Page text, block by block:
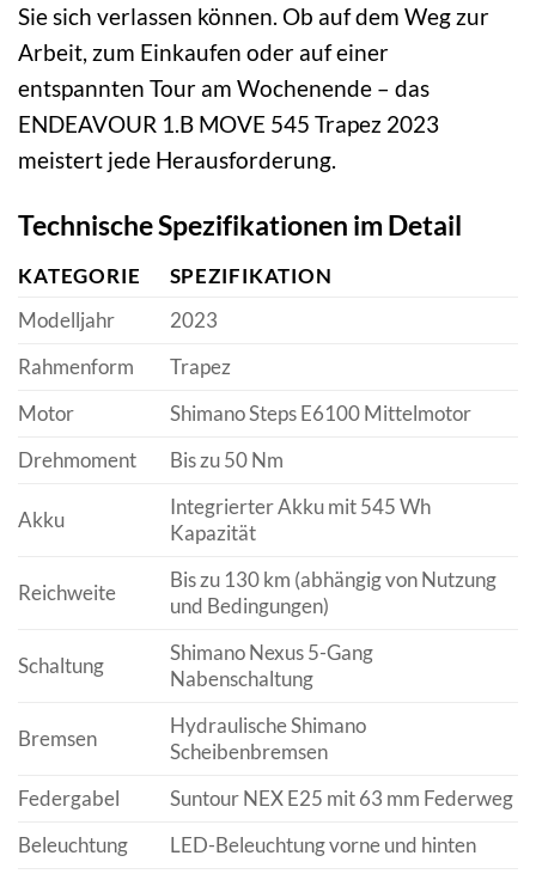
Sie sich verlassen können. Ob auf dem Weg zur
Arbeit, zum Einkaufen oder auf einer
entspannten Tour am Wochenende – das
ENDEAVOUR 1.B MOVE 545 Trapez 2023
meistert jede Herausforderung.
Technische Spezifikationen im Detail
KATEGORIE
SPEZIFIKATION
Modelljahr
2023
Rahmenform
Trapez
Motor
Shimano Steps E6100 Mittelmotor
Drehmoment
Bis zu 50 Nm
Akku
Integrierter Akku mit 545 Wh
Kapazität
Reichweite
Bis zu 130 km (abhängig von Nutzung
und Bedingungen)
Schaltung
Shimano Nexus 5-Gang
Nabenschaltung
Bremsen
Hydraulische Shimano
Scheibenbremsen
Federgabel
Suntour NEX E25 mit 63 mm Federweg
Beleuchtung
LED-Beleuchtung vorne und hinten